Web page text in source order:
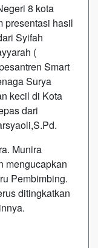
8 kota
presentasi hasil
Syifah
(
Smart
Surya
kecil di Kota
dari
Munira
mengucapkan
Pembimbing.
ditingkatkan